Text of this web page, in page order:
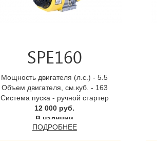
SPE160
Мощность двигателя (л.с.) - 5.5
Объем двигателя, см.куб. - 163
Система пуска - ручной стартер
12 000 руб.
В наличии
ПОДРОБНЕЕ